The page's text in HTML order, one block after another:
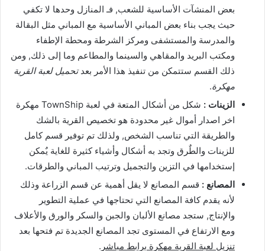
بعض المنشآت الأساسية للشعب, فـ المنازل وحدها لا تكفي
حيث يجب بناء بعض المباني الأساسية مع المباني مثل البقالة
والمدرسة والمستشفى ومركز الشرطة ومحطة الإطفاء
ومكتب البريد والمقاهي والسينما والمطاعم وما إلى ذلك, ومن
ذلك القسم ستتمكن من تنفيذ هذا الأمر بعدتحميل لعبة القرية
مهكرة.
الزينات :
شكل من أشكال المتعة في لعبة TownShip مهكرة
اخر اصدار أموال غير محدودة هو تخصيص القرية بالشك
والطريقة التي تناسب الشخص, ولذلك تم توفير قسم كامل
للزينات والطٌرق وتجد به أشكال وأشياء كثيرة للغاية يٌمكن
إستخدامها في التزين والتجميل وترتيب المباني والطرقات.
المصانع : قسم المصانع لا يقل أهمية عن قسم الزراعة وذلك
لأنه يقدم كافة المصانع التي تحتاجها في عملية التطوير
والإنتاج, ستجد مصانع الألبان والجبن والسكر والورق والأعلاف
ومع الارتفاع في المستوى تجد المصانع الجديدة تم فتحها بعد
تنزيل لعبة القرية مهكرة برابط مباشر .